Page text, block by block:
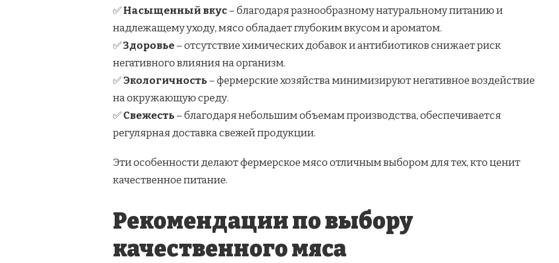
✅Насыщенный вкус– благодаря разнообразному натуральному питанию и
надлежащему уходу, мясо обладает глубоким вкусом и ароматом.
✅Здоровье– отсутствие химических добавок и антибиотиков снижает риск
негативного влияния на организм.
✅Экологичность– фермерские хозяйства минимизируют негативное воздействие
на окружающую среду.
✅Свежесть– благодаря небольшим объемам производства, обеспечивается
регулярная доставка свежей продукции.
Эти особенности делают фермерское мясо отличным выбором для тех, кто ценит
качественное питание.
Рекомендации по выбору
качественного мяса